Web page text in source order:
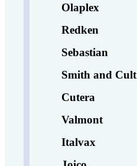
Olaplex
Redken
Sebastian
Smith and Cult
Cutera
Valmont
Italvax